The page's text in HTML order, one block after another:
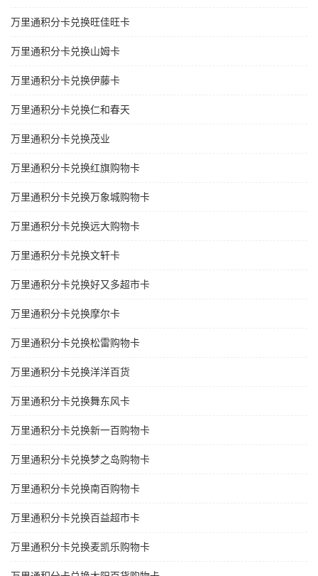
万里通积分卡兑换旺佳旺卡
万里通积分卡兑换山姆卡
万里通积分卡兑换伊藤卡
万里通积分卡兑换仁和春天
万里通积分卡兑换茂业
万里通积分卡兑换红旗购物卡
万里通积分卡兑换万象城购物卡
万里通积分卡兑换远大购物卡
万里通积分卡兑换文轩卡
万里通积分卡兑换好又多超市卡
万里通积分卡兑换摩尔卡
万里通积分卡兑换松雷购物卡
万里通积分卡兑换洋洋百货
万里通积分卡兑换舞东风卡
万里通积分卡兑换新一百购物卡
万里通积分卡兑换梦之岛购物卡
万里通积分卡兑换南百购物卡
万里通积分卡兑换百益超市卡
万里通积分卡兑换麦凯乐购物卡